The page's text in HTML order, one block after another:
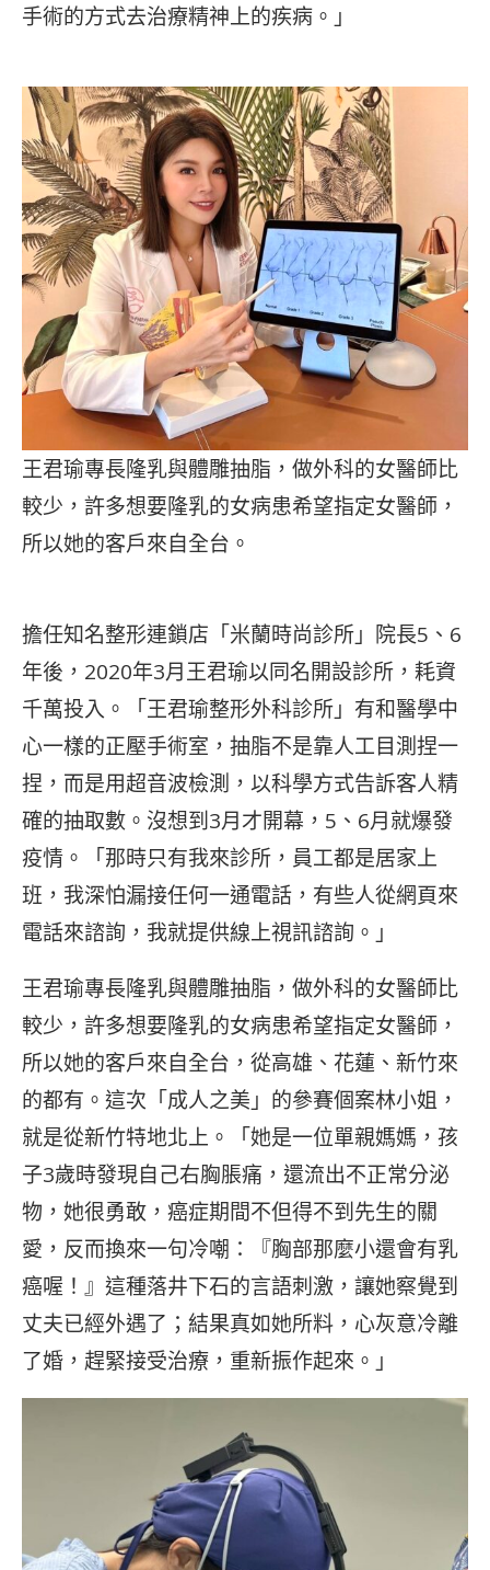
手術的方式去治療精神上的疾病。」
王君瑜專長隆乳與體雕抽脂，做外科的女醫師比
較少，許多想要隆乳的女病患希望指定女醫師，
所以她的客戶來自全台。
擔任知名整形連鎖店「米蘭時尚診所」院長5、6
年後，2020年3月王君瑜以同名開設診所，耗資
千萬投入。「王君瑜整形外科診所」有和醫學中
心一樣的正壓手術室，抽脂不是靠人工目測捏一
捏，而是用超音波檢測，以科學方式告訴客人精
確的抽取數。沒想到3月才開幕，5、6月就爆發
疫情。「那時只有我來診所，員工都是居家上
班，我深怕漏接任何一通電話，有些人從網頁來
電話來諮詢，我就提供線上視訊諮詢。」
王君瑜專長隆乳與體雕抽脂，做外科的女醫師比
較少，許多想要隆乳的女病患希望指定女醫師，
所以她的客戶來自全台，從高雄、花蓮、新竹來
的都有。這次「成人之美」的參賽個案林小姐，
就是從新竹特地北上。「她是一位單親媽媽，孩
子3歲時發現自己右胸脹痛，還流出不正常分泌
物，她很勇敢，癌症期間不但得不到先生的關
愛，反而換來一句冷嘲：『胸部那麼小還會有乳
癌喔！』這種落井下石的言語刺激，讓她察覺到
丈夫已經外遇了；結果真如她所料，心灰意冷離
了婚，趕緊接受治療，重新振作起來。」